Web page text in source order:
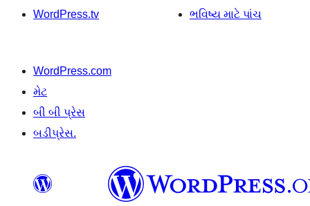
WordPress.tv
ભવિષ્ય માટે પાંચ
WordPress.com
મેટ
બી બી પ્રેસ
બડીપ્રેસ.